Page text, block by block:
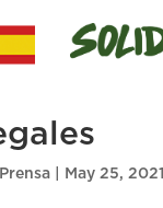
Prensa May 25, 2021